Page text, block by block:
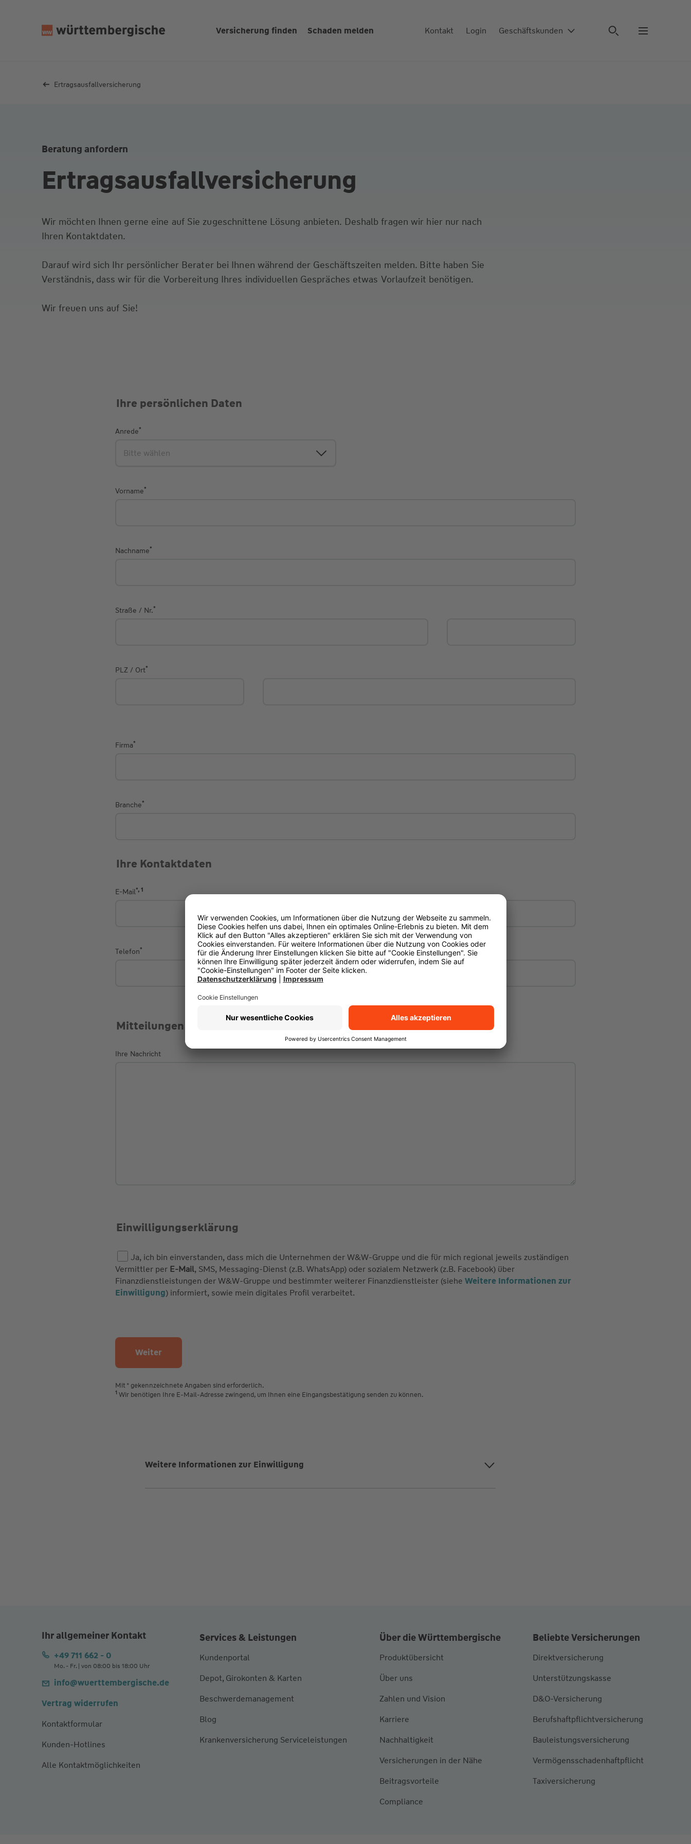
Versicherung finden Schaden melden Kontakt Login Geschäftskunden
Ertrags­ausfall­versicherung
Beratung anfordern
Ertrags­ausfall­versicherung
Wir möchten Ihnen gerne eine auf Sie zugeschnittene Lösung anbieten. Deshalb fragen wir hier nur nach
Ihren Kontaktdaten.
Darauf wird sich Ihr persönlicher Berater bei Ihnen während der Geschäftszeiten melden. Bitte haben Sie
Verständnis, dass wir für die Vorbereitung Ihres individuellen Gespräches etwas Vorlaufzeit benötigen.
Wir freuen uns auf Sie!
Ihre persönlichen Daten
Anrede*
Bitte wählen
Vorname*
Nachname*
Straße / Nr.*
PLZ / Ort*
Firma*
Branche*
Ihre Kontaktdaten
E-Mail*, 1
Telefon*
Mitteilungen und Wünsche
Ihre Nachricht
Einwilligungserklärung
Ja, ich bin einverstanden, dass mich die Unternehmen der W&W-Gruppe und die für mich regional jeweils zuständigen
Vermittler per E-Mail, SMS, Messaging-Dienst (z.B. WhatsApp) oder sozialem Netzwerk (z.B. Facebook) über
Finanzdienstleistungen der W&W-Gruppe und bestimmter weiterer Finanzdienstleister (siehe Weitere Informationen zur
Einwilligung) informiert, sowie mein digitales Profil verarbeitet.
Mit * gekennzeichnete Angaben sind erforderlich.
1 Wir benötigen Ihre E-Mail-Adresse zwingend, um Ihnen eine Eingangsbestätigung senden zu können.
Weitere Informationen zur Einwilligung
Ihr allgemeiner Kontakt
+49 711 662 - 0
Mo. - Fr. | von 08:00 bis 18:00 Uhr
info@wuerttembergische.de
Vertrag widerrufen
Kontaktformular
Kunden-Hotlines
Alle Kontaktmöglichkeiten
Services & Leistungen
Kundenportal
Depot, Girokonten & Karten
Beschwerdemanagement
Blog
Krankenversicherung Serviceleistungen
Über die Württembergische
Produktübersicht
Über uns
Zahlen und Vision
Karriere
Nachhaltigkeit
Versicherungen in der Nähe
Beitragsvorteile
Compliance
Beliebte Versicherungen
Direktversicherung
Unterstützungskasse
D&O-Versicherung
Berufshaftpflichtversicherung
Bauleistungsversicherung
Vermögensschadenhaftpflicht
Taxiversicherung